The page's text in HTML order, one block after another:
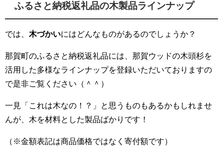
ふるさと納税返礼品の木製品ラインナップ
では、 木づかいにはどんなものがあるのでしょうか？
那賀町のふるさと納税返礼品には、那賀ウッドの木頭杉を
活用した多様なラインナップを登録いただいておりますの
で是非ご覧ください（＾＾）
一見「これは木なの！？」と思うものもあるかもしれませ
んが、木を材料とした製品ばかりです！
（※金額表記は商品価格ではなく寄付額です）